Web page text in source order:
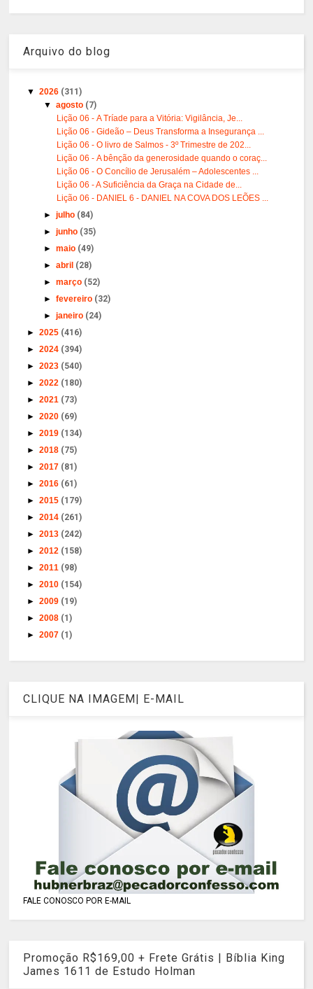
Arquivo do blog
▼2026 (311)
▼agosto (7)
Lição 06 - A Tríade para a Vitória: Vigilância, Je...
Lição 06 - Gideão – Deus Transforma a Insegurança ...
Lição 06 - O livro de Salmos - 3º Trimestre de 202...
Lição 06 - A bênção da generosidade quando o coraç...
Lição 06 - O Concílio de Jerusalém – Adolescentes ...
Lição 06 - A Suficiência da Graça na Cidade de...
Lição 06 - DANIEL 6 - DANIEL NA COVA DOS LEÕES ...
►julho (84)
►junho (35)
►maio (49)
►abril (28)
►março (52)
►fevereiro (32)
►janeiro (24)
►2025 (416)
►2024 (394)
►2023 (540)
►2022 (180)
►2021 (73)
►2020 (69)
►2019 (134)
►2018 (75)
►2017 (81)
►2016 (61)
►2015 (179)
►2014 (261)
►2013 (242)
►2012 (158)
►2011 (98)
►2010 (154)
►2009 (19)
►2008 (1)
►2007 (1)
CLIQUE NA IMAGEM| E-MAIL
FALE CONOSCO POR E-MAIL
Promoção R$169,00 + Frete Grátis | Bíblia King
James 1611 de Estudo Holman